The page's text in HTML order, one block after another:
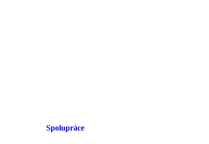
Spolupráce